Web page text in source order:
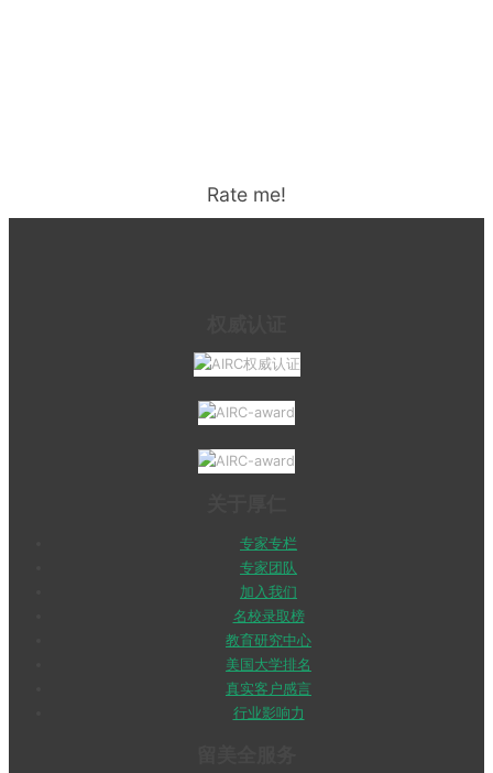
Rate me!
专家专栏
专家团队
加入我们
名校录取榜
教育研究中心
美国大学排名
真实客户感言
行业影响力